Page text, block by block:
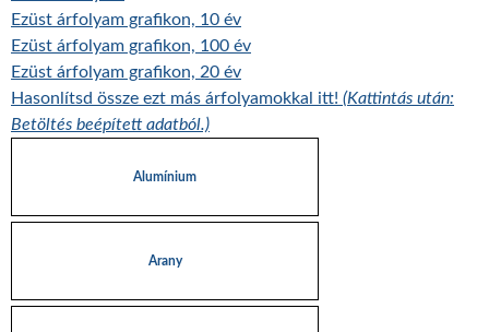
Ezüst árfolyam grafikon, 10 év
Ezüst árfolyam grafikon, 100 év
Ezüst árfolyam grafikon, 20 év
Hasonlítsd össze ezt más árfolyamokkal itt! (Kattintás után:
Betöltés beépített adatból.)
Alumínium
Arany